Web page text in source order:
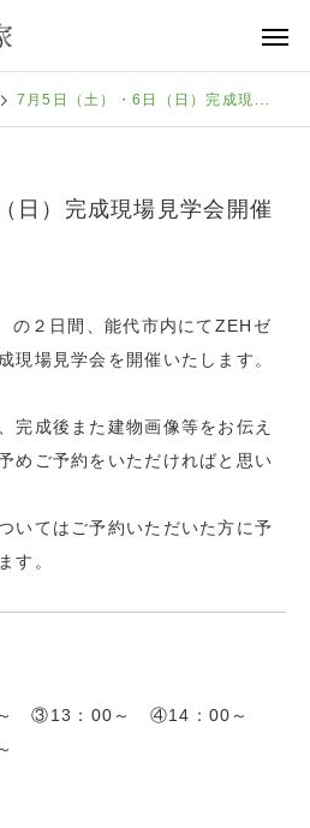
7月5日（土）・6日（日）完成現場見学会開催【予約制】
日）完成現場見学会開催
の２日間、能代市内にてZEHゼ
現場見学会を開催いたします。
完成後また建物画像等をお伝え
めご予約をいただければと思い
いてはご予約いただいた方に予
す。
③13：00～ ④14：00～